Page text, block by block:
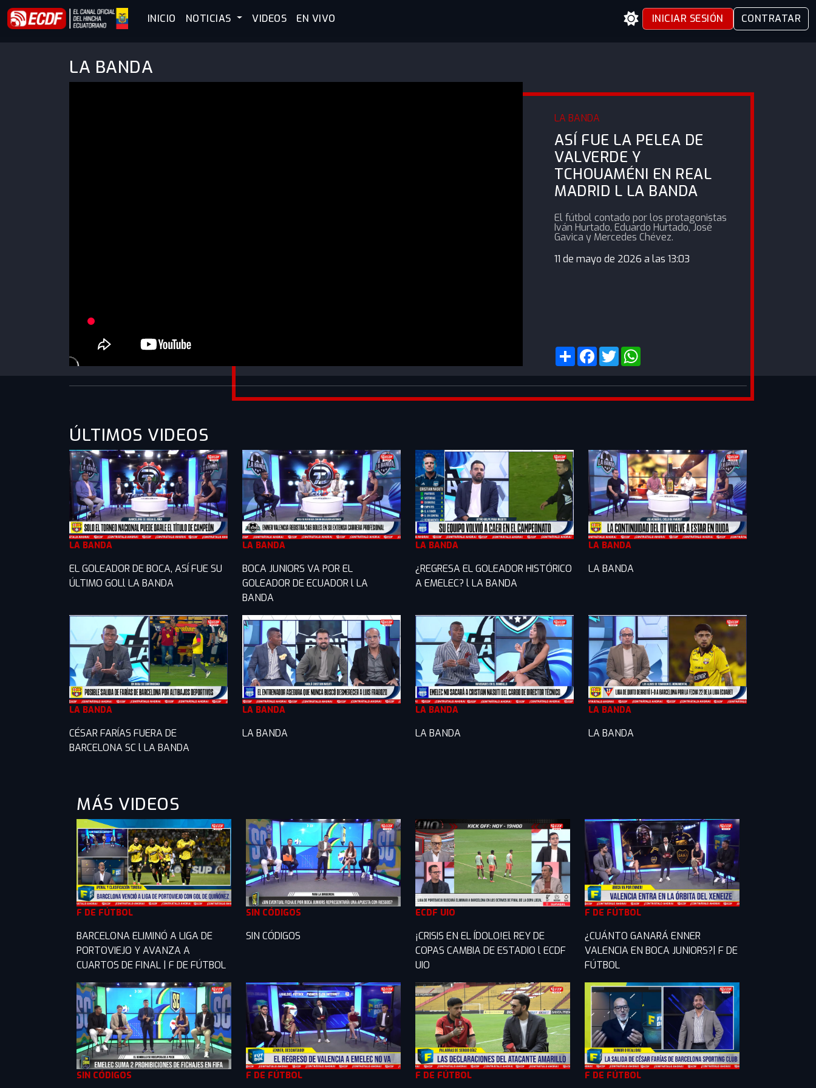
INICIO NOTICIAS VIDEOS EN VIVO INICIAR SESIÓN CONTRATAR
LA BANDA
https://www.youtube.com/watch?
v=fAsqv8XV7DI&list=PLXMkkrTMSVlk3iqQj6F3vwqgSLgnahoER&index=8
LA BANDA
ASÍ FUE LA PELEA DE
VALVERDE Y
TCHOUAMÉNI EN REAL
MADRID L LA BANDA
El fútbol contado por los protagonistas
Iván Hurtado, Eduardo Hurtado, José
Gavica y Mercedes Chévez.
11 de mayo de 2026 a las 13:03
ÚLTIMOS VIDEOS
LA BANDA
EL GOLEADOR DE BOCA, ASÍ FUE SU
ÚLTIMO GOLl LA BANDA
LA BANDA
BOCA JUNIORS VA POR EL
GOLEADOR DE ECUADOR l LA
BANDA
LA BANDA
¿REGRESA EL GOLEADOR HISTÓRICO
A EMELEC? l LA BANDA
LA BANDA
LA BANDA
LA BANDA
CÉSAR FARÍAS FUERA DE
BARCELONA SC l LA BANDA
LA BANDA
LA BANDA
LA BANDA
LA BANDA
LA BANDA
LA BANDA
MÁS VIDEOS
F DE FÚTBOL
BARCELONA ELIMINÓ A LIGA DE
PORTOVIEJO Y AVANZA A
CUARTOS DE FINAL | F DE FÚTBOL
SIN CÓDIGOS
SIN CÓDIGOS
ECDF UIO
¡CRISIS EN EL ÍDOLO!El REY DE
COPAS CAMBIA DE ESTADIO l ECDF
UIO
F DE FÚTBOL
¿CUÁNTO GANARÁ ENNER
VALENCIA EN BOCA JUNIORS?| F DE
FÚTBOL
SIN CÓDIGOS F DE FÚTBOL F DE FÚTBOL F DE FÚTBOL